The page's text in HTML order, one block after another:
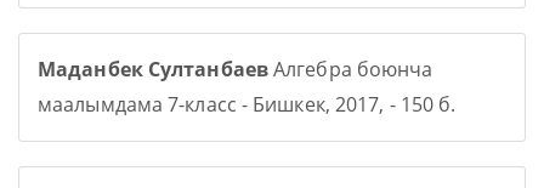
Маданбек СултанбаевАлгебра боюнча
маалымдама 7-класс - Бишкек, 2017, - 150 б.